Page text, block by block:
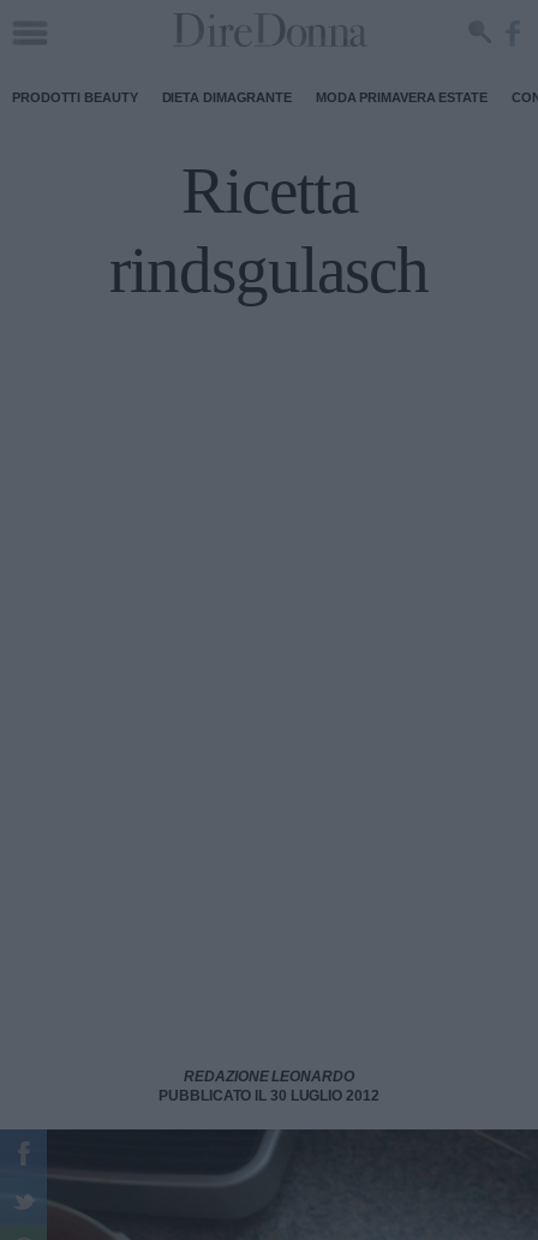
PRODOTTI BEAUTY DIETA DIMAGRANTE MODA PRIMAVERA ESTATE
Ricetta
rindsgulasch
REDAZIONE LEONARDO
PUBBLICATO IL 30 LUGLIO 2012